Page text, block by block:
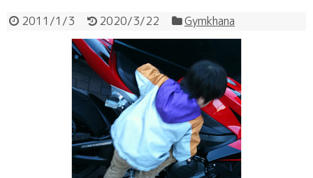
2011/1/3 2020/3/22 Gymkhana